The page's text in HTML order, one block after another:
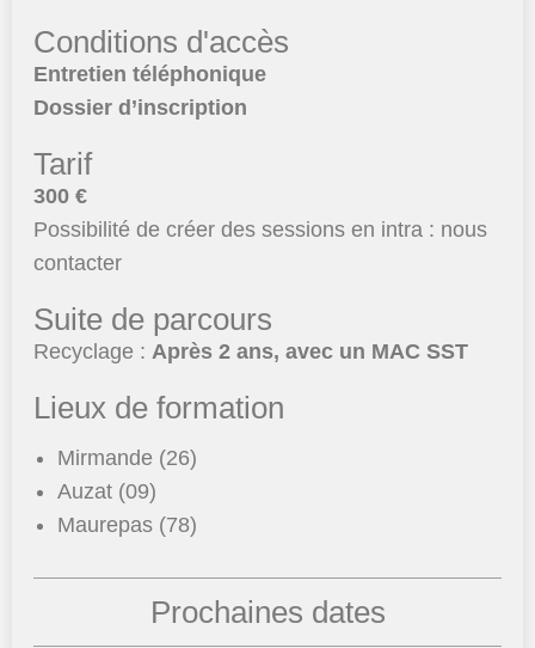
Conditions d'accès
Entretien téléphonique
Dossier d’inscription
Tarif
300 €
Possibilité de créer des sessions en intra : nous
contacter
Suite de parcours
Recyclage : Après 2 ans, avec un MAC SST
Lieux de formation
Mirmande (26)
Auzat (09)
Maurepas (78)
Prochaines dates